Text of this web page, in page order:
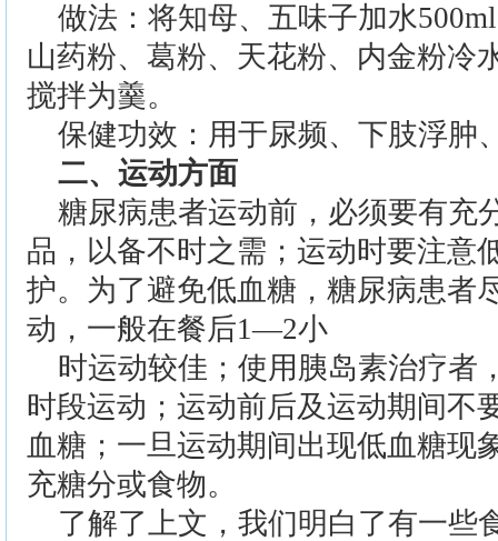
做法：将知母、五味子加水
山药粉、葛粉、天花粉、内金粉冷
搅拌为羹。
保健功效：用于尿频、下肢浮肿
二、运动方面
糖尿病患者运动前，必须要有充
品，以备不时之需；运动时要注意
护。为了避免低血糖，糖尿病患者
动，一般在餐后1—2小
时运动较佳；使用胰岛素治疗者
时段运动；运动前后及运动期间不
血糖；一旦运动期间出现低血糖现
充糖分或食物。
了解了上文，我们明白了有一些